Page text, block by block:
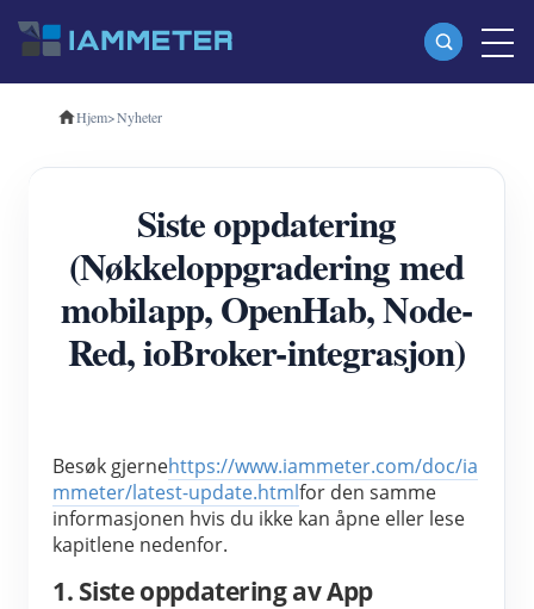
Produkter
Trefase Wi-Fi energimåler (WEM3080T)
Trefase Wi-Fi energimåler (WEM3046T)
Trefase Wi-Fi energimåler (WEM3050T)
WiFi Power Controller
Selvbetjent tjeneste
EV lader
IAMMETER Simulator
Virtuell måler
Hjem>Nyheter
Siste oppdatering
(Nøkkeloppgradering med
mobilapp, OpenHab, Node-
Red, ioBroker-integrasjon)
Besøk gjernehttps://www.iammeter.com/doc/ia
mmeter/latest-update.htmlfor den samme
informasjonen hvis du ikke kan åpne eller lese
kapitlene nedenfor.
1. Siste oppdatering av App